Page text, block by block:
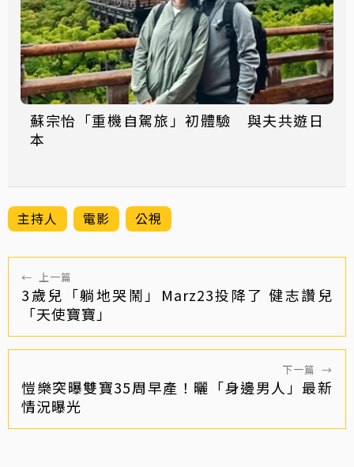
蘇宗怡「重機自駕旅」初體驗 與夫共遊日
本
主持人 電影 公視
← 上一篇
3歲兒「躺地哭鬧」Marz23投降了 健志讚兒
「天使寶寶」
下一篇 →
愷樂突曝雙寶35周早產！曬「身邊男人」最新
情況曝光